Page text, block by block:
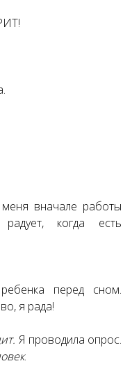
вначале работы
когда есть
перед сном.
я рада!
Я проводила опрос.
.